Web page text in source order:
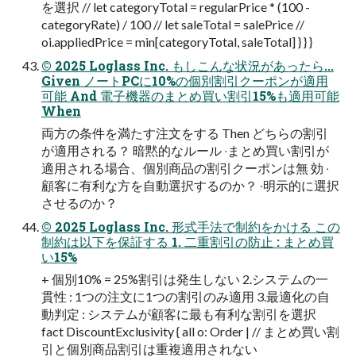
を選択 // let categoryTotal = regularPrice * (100 -
categoryRate) / 100 // let saleTotal = salePrice //
oi.appliedPrice = min[categoryTotal, saleTotal] } } }
© 2025 Loglass Inc. もしこんな状況があったら...
Given ノートPCに10%の個別割引クーポンが適⽤
可能 And 電⼦機器のまとめ買い割引15%も適⽤可能
When
両⽅の条件を満たす注⽂をする Then どちらの割引
が適⽤される？ 暗黙的なルール ‧まとめ買い割引が
適⽤される場合、個別商品の割引クーポンは無 効 ‧
顧客に有利な⽅を⾃動選択するのか？ ‧明⽰的に選択
させるのか？
© 2025 Loglass Inc. 形式⼿法で制約をかける この
制約は以下を保証する 1. 二重割引の防止 : まとめ買
い15%
+ 個別10% = 25%割引は発生しない 2.システムの一
貫性 : 1つの注文に1つの割引のみ適用 3.最適化の自
動判定 : システムが顧客に最も有利な割引を選択
fact DiscountExclusivity { all o: Order | // まとめ買い割
引と個別商品割引は重複適⽤されない